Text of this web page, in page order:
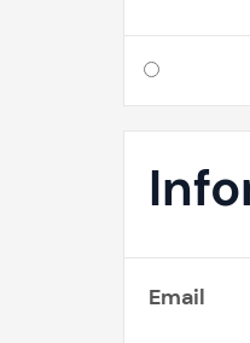
Email